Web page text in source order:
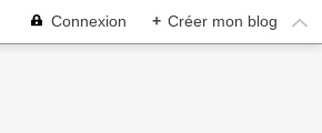
Connexion + Créer mon blog